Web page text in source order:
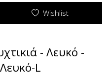
Wishlist
- Λευκό -
L